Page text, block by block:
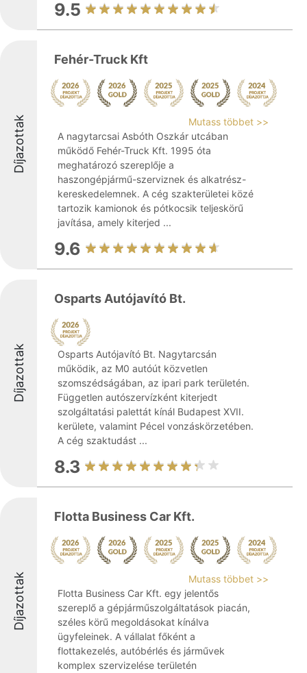
9.5
Díjazottak
Fehér-Truck Kft
Mutass többet >>
A nagytarcsai Asbóth Oszkár utcában
működő Fehér-Truck Kft. 1995 óta
meghatározó szereplője a
haszongépjármű-szerviznek és alkatrész-
kereskedelemnek. A cég szakterületei közé
tartozik kamionok és pótkocsik teljeskörű
javítása, amely kiterjed ...
9.6
Díjazottak
Osparts Autójavító Bt.
Osparts Autójavító Bt. Nagytarcsán
működik, az M0 autóút közvetlen
szomszédságában, az ipari park területén.
Független autószervízként kiterjedt
szolgáltatási palettát kínál Budapest XVII.
kerülete, valamint Pécel vonzáskörzetében.
A cég szaktudást ...
8.3
Díjazottak
Flotta Business Car Kft.
Mutass többet >>
Flotta Business Car Kft. egy jelentős
szereplő a gépjárműszolgáltatások piacán,
széles körű megoldásokat kínálva
ügyfeleinek. A vállalat főként a
flottakezelés, autóbérlés és járművek
komplex szervizelése területén